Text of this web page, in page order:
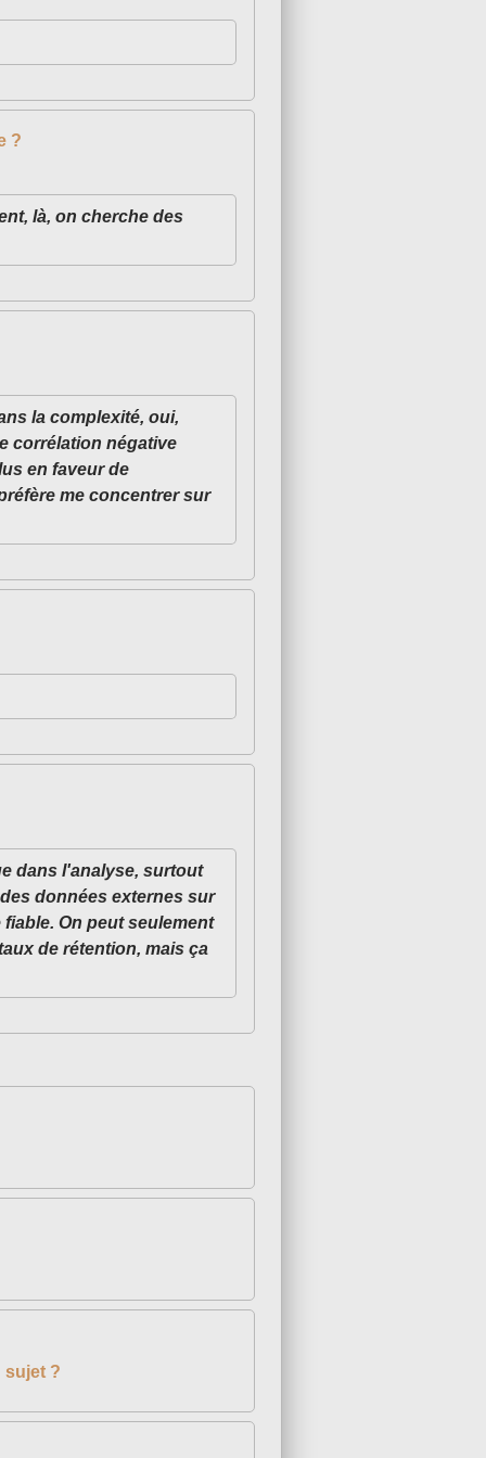
?
là, on cherche des
la complexité, oui,
corrélation négative
en faveur de
me concentrer sur
dans l'analyse, surtout
données externes sur
On peut seulement
de rétention, mais ça
sujet ?